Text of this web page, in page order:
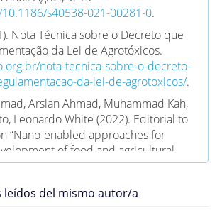
s40538-021-00281-0.
Nota Técnica sobre o Decreto que
da Lei de Agrotóxicos.
nota-tecnica-sobre-o-decreto-
da-lei-de-agrotoxicos/.
Arslan Ahmad, Muhammad Kah,
Leonardo White (2022). Editorial to
“Nano-enabled approaches for
of food and agricultural
28: 100434, ISSN 2452-0748.
leídos del mismo autor/a